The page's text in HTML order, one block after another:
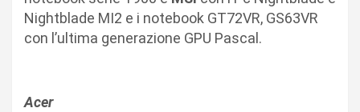
Nightblade MI2 e i notebook GT72VR, GS63VR
con l’ultima generazione GPU Pascal.
Acer